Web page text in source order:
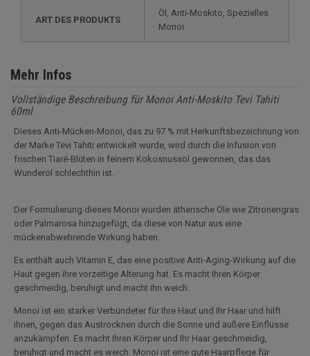
ART DES PRODUKTS
Öl, Anti-Moskito, Spezielles
Monoi
Mehr Infos
Vollständige Beschreibung für Monoi Anti-Moskito Tevi Tahiti
60ml
Dieses Anti-Mücken-Monoi, das zu 97 % mit Herkunftsbezeichnung von
der Marke Tevi Tahiti entwickelt wurde, wird durch die Infusion von
frischen Tiaré-Blüten in feinem Kokosnussöl gewonnen, das das
Wunderöl schlechthin ist.
Der Formulierung dieses Monoi wurden ätherische Öle wie Zitronengras
oder Palmarosa hinzugefügt, da diese von Natur aus eine
mückenabwehrende Wirkung haben.
Es enthält auch Vitamin E, das eine positive Anti-Aging-Wirkung auf die
Haut gegen ihre vorzeitige Alterung hat. Es macht Ihren Körper
geschmeidig, beruhigt und macht ihn weich.
Monoi ist ein starker Verbündeter für Ihre Haut und Ihr Haar und hilft
ihnen, gegen das Austrocknen durch die Sonne und äußere Einflüsse
anzukämpfen. Es macht Ihren Körper und Ihr Haar geschmeidig,
beruhigt und macht es weich. Monoi ist eine gute Haarpflege für